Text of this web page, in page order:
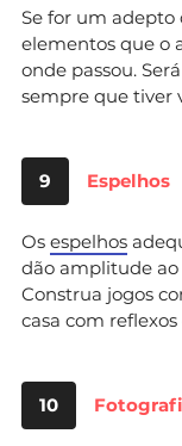
Se for um adepto
elementos que o
onde passou.
sempre que tiver
9 Espelhos
Os espelhos
dão amplitude ao
Construa jogos
casa com
10